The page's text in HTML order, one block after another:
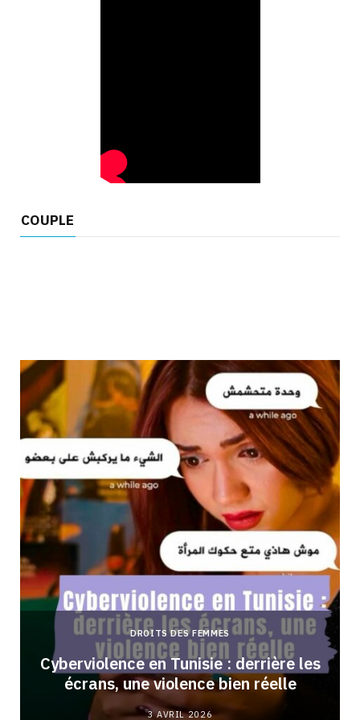
COUPLE
DROITS DES FEMMES
Cyberviolence en Tunisie : derrière les
écrans, une violence bien réelle
3 AVRIL 2026